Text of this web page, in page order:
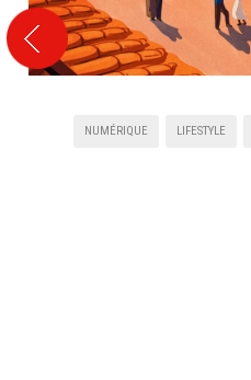
NUMÉRIQUE LIFESTYLE